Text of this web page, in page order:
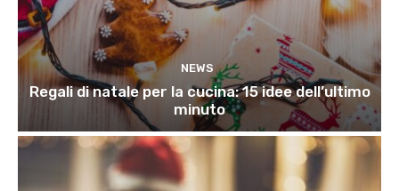
NEWS
Regali di natale per la cucina: 15 idee dell’ultimo
minuto